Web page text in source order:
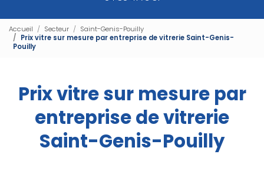
Accueil Secteur
Saint-Genis-Pouilly
Prix vitre sur mesure par entreprise de vitrerie Saint-Genis-
Pouilly
Prix vitre sur mesure par
entreprise de vitrerie
Saint-Genis-Pouilly